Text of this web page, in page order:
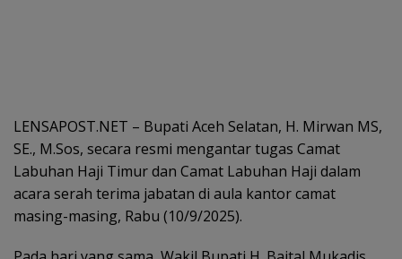
LENSAPOST.NET – Bupati Aceh Selatan, H. Mirwan MS,
SE., M.Sos, secara resmi mengantar tugas Camat
Labuhan Haji Timur dan Camat Labuhan Haji dalam
acara serah terima jabatan di aula kantor camat
masing-masing, Rabu (10/9/2025).